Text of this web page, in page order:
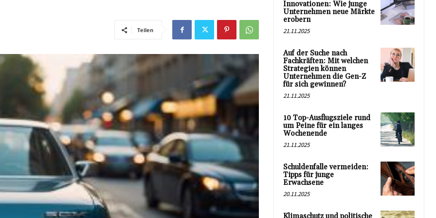
Teilen
Innovationen: Wie junge
Unternehmen neue Märkte
erobern
21.11.2025
Auf der Suche nach
Fachkräften: Mit welchen
Strategien können
Unternehmen die Gen-Z
für sich gewinnen?
21.11.2025
10 Top-Ausflugsziele rund
um Peine für ein langes
Wochenende
21.11.2025
Schuldenfalle vermeiden:
Tipps für junge
Erwachsene
20.11.2025